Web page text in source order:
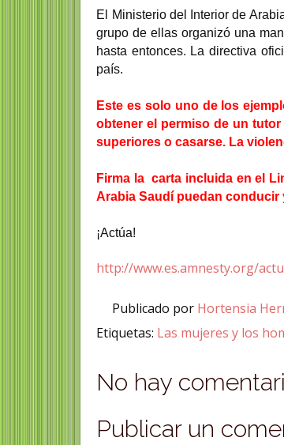
El Ministerio del Interior de
grupo de ellas organizó una
hasta entonces. La directiva
país.
Este es solo uno de los
obtener el permiso de un
superiores o casarse. La
Firma la carta incluida en el
Arabia Saudí puedan
¡Actúa!
http://www.es.amnesty.org/
Publicado por Hortensia
Etiquetas: Las mujeres y los
No hay
Publicar un